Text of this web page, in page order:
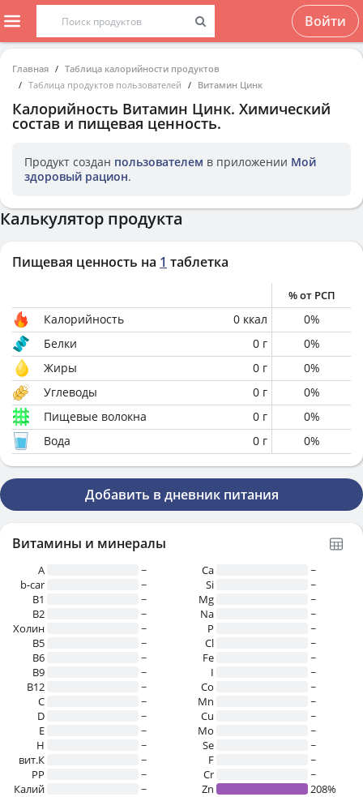
Войти
Главная
Таблица калорийности продуктов
Таблица продуктов пользователей
Витамин Цинк
Калорийность Витамин Цинк. Химический
состав и пищевая ценность.
Продукт создан пользователем в приложении Мой
здоровый рацион.
Калькулятор продукта
Пищевая ценность на 1 таблетка
% от РСП
Калорийность 0 ккал 0%
Белки
0 г 0%
Жиры
0 г 0%
Углеводы
0 г 0%
Пищевые волокна
0 г 0%
Вода
0 г 0%
Добавить в дневник питания
Витамины и минералы
A
~
b-car
~
В1
~
B2
~
Холин
~
B5
~
B6
~
B9
~
B12
~
C
~
D
~
E
~
H
~
вит.К
~
PP
~
Калий
~
Ca
~
Si
~
Mg
~
Na
~
P
~
Cl
~
Fe
~
I
~
Co
~
Mn
~
Cu
~
Mo
~
Se
~
F
~
Cr
~
Zn
208%